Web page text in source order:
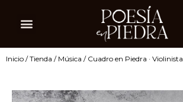
Inicio /Tienda / Música / Cuadro en Piedra · Violinista